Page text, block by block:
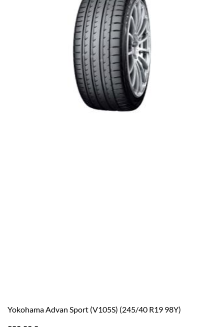
Yokohama Advan Sport (V105S) (245/40 R19 98Y)